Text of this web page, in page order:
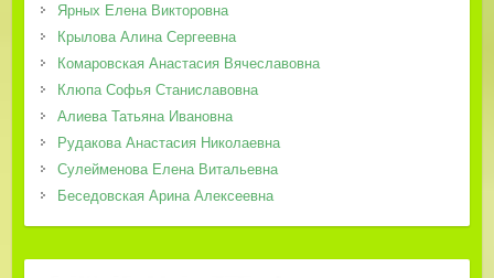
Ярных Елена Викторовна
Крылова Алина Сергеевна
Комаровская Анастасия Вячеславовна
Клюпа Софья Станиславовна
Алиева Татьяна Ивановна
Рудакова Анастасия Николаевна
Сулейменова Елена Витальевна
Беседовская Арина Алексеевна